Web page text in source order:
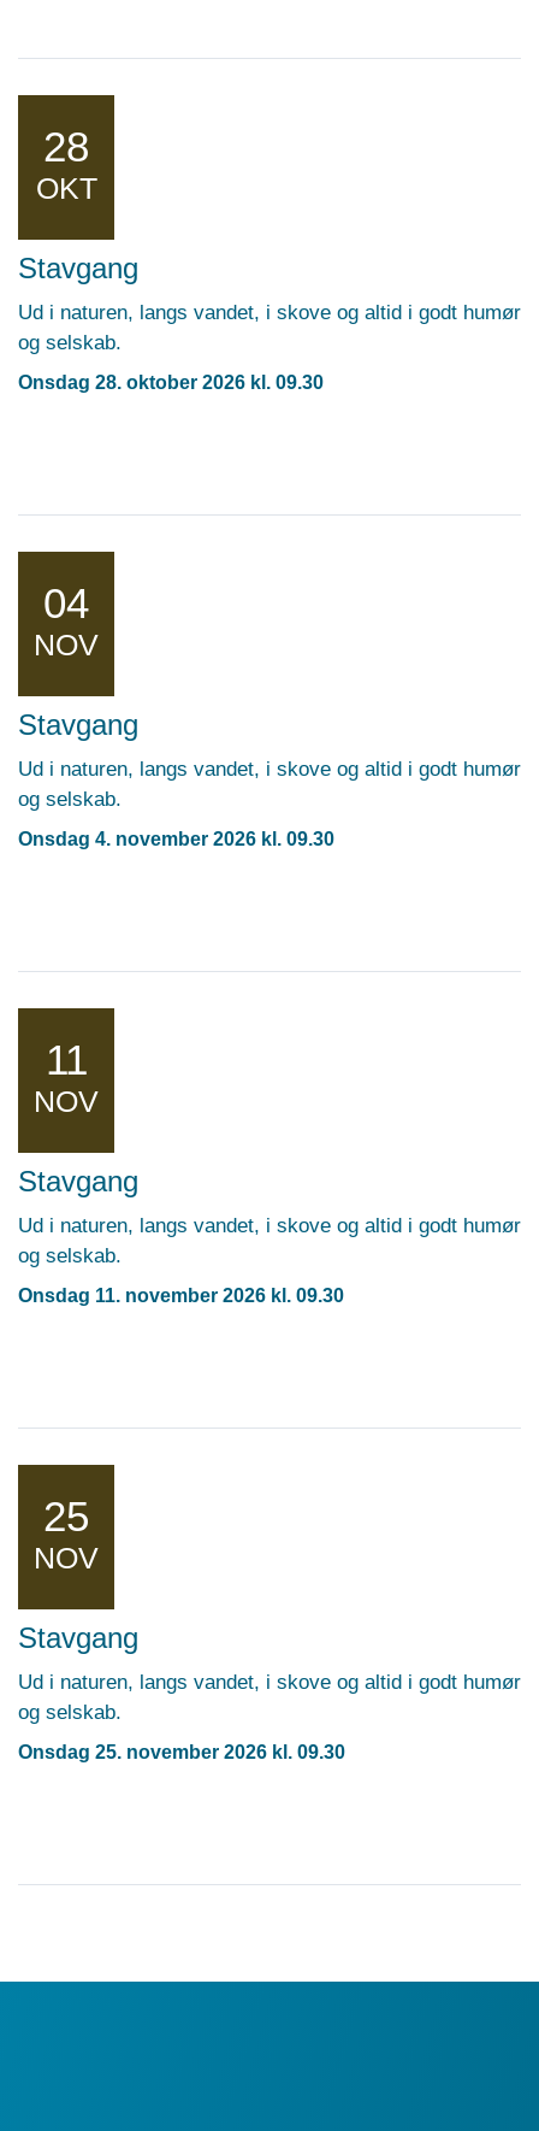
28
OKT
Stavgang
Ud i naturen, langs vandet, i skove og altid i godt humør
og selskab.
Onsdag 28. oktober 2026 kl. 09.30
04
NOV
Stavgang
Ud i naturen, langs vandet, i skove og altid i godt humør
og selskab.
Onsdag 4. november 2026 kl. 09.30
11
NOV
Stavgang
Ud i naturen, langs vandet, i skove og altid i godt humør
og selskab.
Onsdag 11. november 2026 kl. 09.30
25
NOV
Stavgang
Ud i naturen, langs vandet, i skove og altid i godt humør
og selskab.
Onsdag 25. november 2026 kl. 09.30